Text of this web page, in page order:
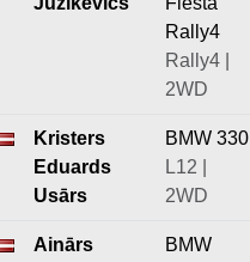
Rally4
Rally4 |
2WD
Kristers
Eduards
Usārs
BMW 330
L12 |
2WD
Ainārs
BMW